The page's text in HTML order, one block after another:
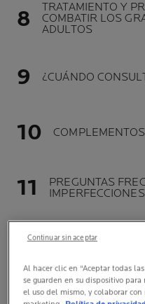
TRATAMIENTO Y
COMBATIR LOS
ADULTOS
¿CUÁNDO
PREGUNTAS
Al hacer clic en “Aceptar todas
se guarden en su dispositivo
el uso del mismo, y colaborar con
Continuar sin aceptar